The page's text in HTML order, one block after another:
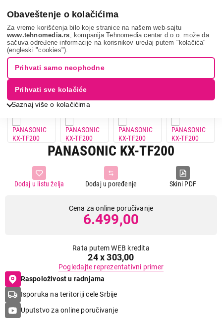
Obaveštenje o kolačićima
Za vreme korišćenja bilo koje stranice na našem web-sajtu
www.tehnomedia.rs , kompanija Tehnomedia centar d.o.o. može da
sačuva određene informacije na korisnikov uređaj putem "kolačića"
(engleski "cookies").
Saznaj više o kolačićima
Prihvati samo neophodne
Prihvati sve kolačiće
Mobilni telefoni i tableti Mobilni telefoni
Telefoni sa
tastaturom
Panasonic kx-tf...
PANASONIC KX-TF200
Skini PDF
Dodaj u poređenje
Dodaj u listu želja
Cena za online poručivanje
6.499,00
Rata putem WEB kredita
24 x 303,00
Pogledajte reprezentativni primer
Raspoloživost u radnjama
Isporuka na teritoriji cele Srbije
Uputstvo za online poručivanje